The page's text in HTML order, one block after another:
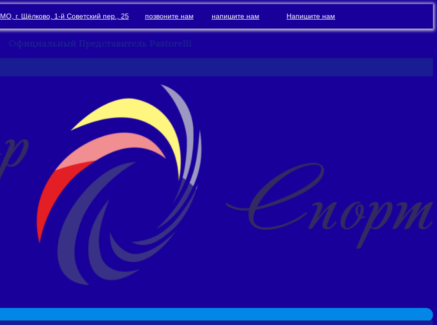
МО, г. Щёлково, 1-й Советский пер., 25 позвоните нам напишите нам Напишите нам
Официальный Представитель Pastorelli